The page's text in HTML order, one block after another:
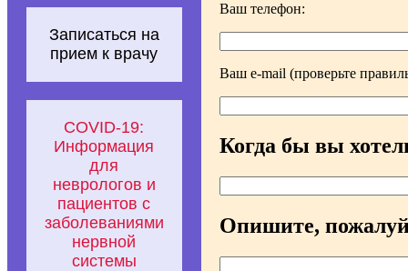
Записаться на
прием к врачу
COVID-19:
Информация
для
неврологов и
пациентов с
заболеваниями
нервной
системы
Ваш телефон:
Ваш e-mail (проверьте
Когда бы вы
Опишите,